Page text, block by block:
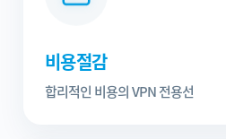
비용절감
합리적인 비용의 VPN 전용선